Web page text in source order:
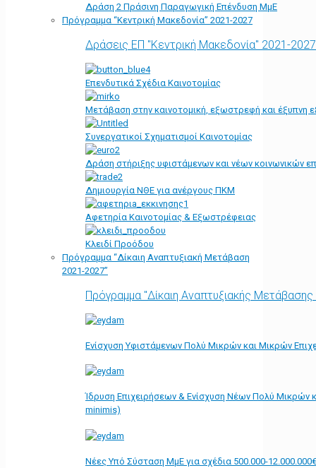
Δράση 2 Πράσινη Παραγωγική Επένδυση ΜμΕ
Πρόγραμμα “Κεντρική Μακεδονία” 2021-2027
Δράσεις ΕΠ "Κεντρική Μακεδονία" 2021-2027
Επενδυτικά Σχέδια Καινοτομίας
Μετάβαση στην καινοτομική, εξωστρεφή και έξυπνη
Συνεργατικοί Σχηματισμοί Καινοτομίας
Δράση στήριξης υφιστάμενων και νέων κοινωνικών
Δημιουργία ΝΘΕ για ανέργους ΠΚΜ
Αφετηρία Kαινοτομίας & Εξωστρέφειας
Κλειδί Προόδου
Πρόγραμμα “Δίκαιη Αναπτυξιακή Μετάβαση
2021-2027”
Πρόγραμμα "Δίκαιη Αναπτυξιακής
Ενίσχυση Υφιστάμενων Πολύ Μικρών και Μικρών
Ίδρυση Επιχειρήσεων & Ενίσχυση Νέων Πολύ Μικρών
minimis)
Νέες Υπό Σύσταση ΜμΕ για σχέδια 500.000-